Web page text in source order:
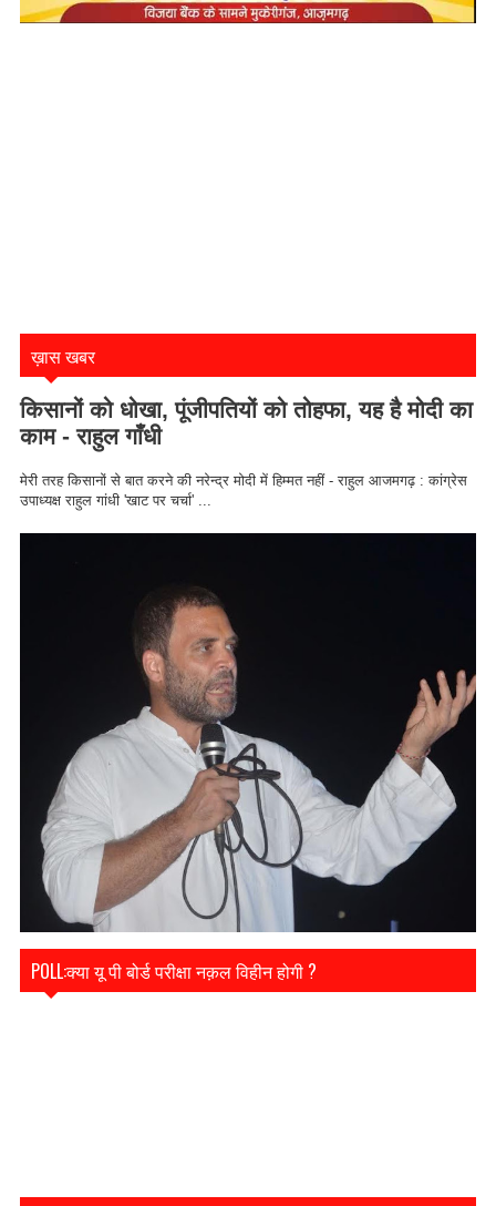
ख़ास खबर
किसानों को धोखा, पूंजीपतियों को तोहफा, यह है मोदी का
काम - राहुल गाँधी
मेरी तरह किसानों से बात करने की नरेन्द्र मोदी में हिम्मत नहीं - राहुल आजमगढ़ : कांग्रेस
उपाध्यक्ष राहुल गांधी 'खाट पर चर्चा' ...
POLL:क्या यू पी बोर्ड परीक्षा नक़ल विहीन होगी ?